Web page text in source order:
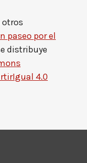
otros
paseo por el
distribuye
4.0